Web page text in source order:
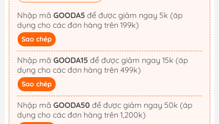
Nhập mã GOODA5
dụng cho các đơn hàng trên 199k)
Sao chép
Nhập mã GOODA15
dụng cho các đơn hàng trên 499k)
Sao chép
Nhập mã GOODA50
dụng cho các đơn hàng trên 1,200k)